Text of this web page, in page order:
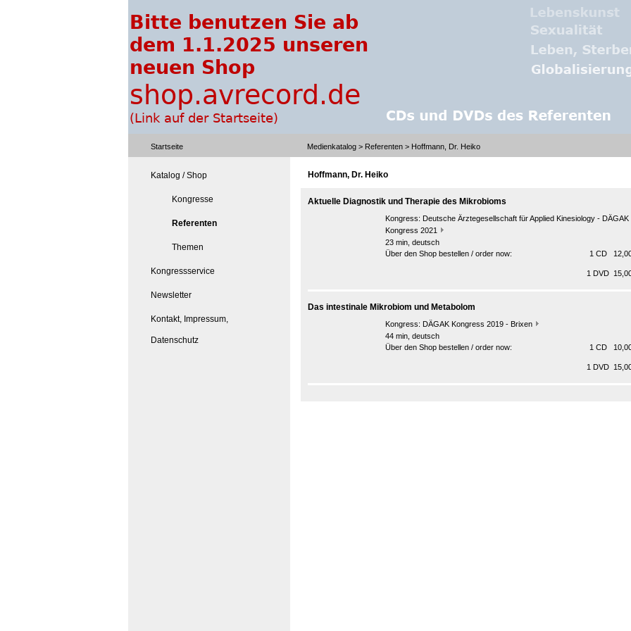
Startseite Medienkatalog > Referenten > Hoffmann, Dr. Heiko
Katalog / Shop
Kongresse
Referenten
Themen
Kongressservice
Newsletter
Kontakt, Impressum,
Datenschutz
Hoffmann, Dr. Heiko
Aktuelle Diagnostik und Therapie des Mikrobioms
Kongress: Deutsche Ärztegesellschaft für Applied Kinesiology - DÄGAK
Kongress 2021
23 min, deutsch
Über den Shop bestellen / order now:
1 CD
1 DVD
Das intestinale Mikrobiom und Metabolom
Kongress: DÄGAK Kongress 2019 - Brixen
44 min, deutsch
Über den Shop bestellen / order now:
1 CD
1 DVD